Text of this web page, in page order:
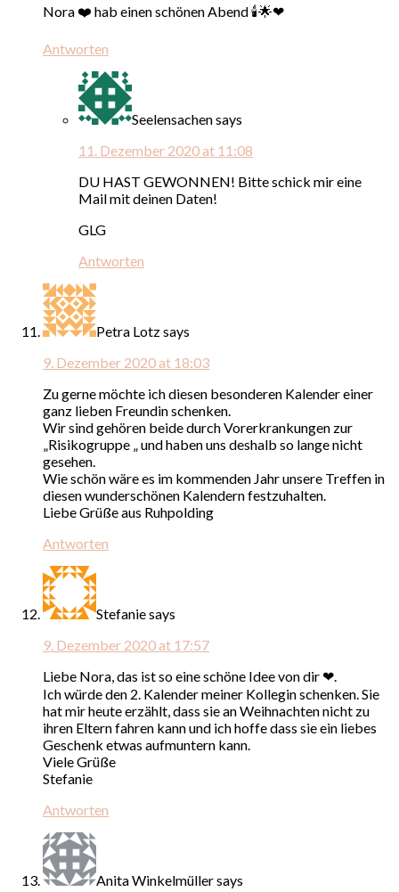
Nora ❤ hab einen schönen Abend 🕯🌟❤
Antworten
Seelensachensays
11. Dezember 2020 at 11:08
DU HAST GEWONNEN! Bitte schick mir eine
Mail mit deinen Daten!
GLG
Antworten
Petra Lotzsays
9. Dezember 2020 at 18:03
Zu gerne möchte ich diesen besonderen Kalender einer
ganz lieben Freundin schenken.
Wir sind gehören beide durch Vorerkrankungen zur
„Risikogruppe „ und haben uns deshalb so lange nicht
gesehen.
Wie schön wäre es im kommenden Jahr unsere Treffen in
diesen wunderschönen Kalendern festzuhalten.
Liebe Grüße aus Ruhpolding
Antworten
Stefaniesays
9. Dezember 2020 at 17:57
Liebe Nora, das ist so eine schöne Idee von dir ❤.
Ich würde den 2. Kalender meiner Kollegin schenken. Sie
hat mir heute erzählt, dass sie an Weihnachten nicht zu
ihren Eltern fahren kann und ich hoffe dass sie ein liebes
Geschenk etwas aufmuntern kann.
Viele Grüße
Stefanie
Antworten
Anita Winkelmüllersays